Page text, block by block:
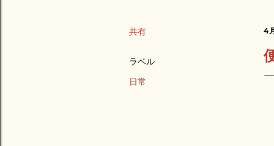
共有
ラベル
日常
4